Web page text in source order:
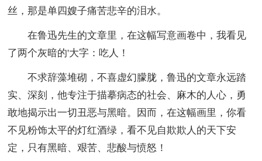
丝，那是单四嫂子痛苦悲辛的泪水。
在鲁迅先生的文章里，在这幅写意画卷中，我看见
了两个灰暗的'大字：吃人！
不求辞藻堆砌，不喜虚幻朦胧，鲁迅的文章永远踏
实、深刻，他专注于描摹病态的社会、麻木的人心，勇
敢地揭示出一切丑恶与黑暗。因而，在这幅画里，你看
不见粉饰太平的灯红酒绿，看不见自欺欺人的天下安
定，只有黑暗、艰苦、悲酸与愤怒！